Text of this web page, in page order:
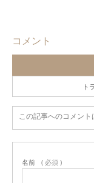
コメント
ト
この記事へのコメント
名前 ( 必須 )